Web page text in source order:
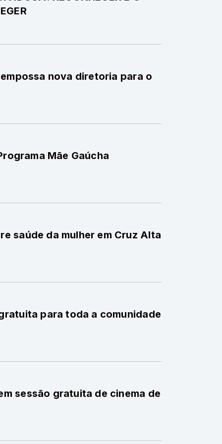
nova diretoria para o
Mãe Gaúcha
saúde da mulher em Cruz Alta
para toda a comunidade
sessão gratuita de cinema de